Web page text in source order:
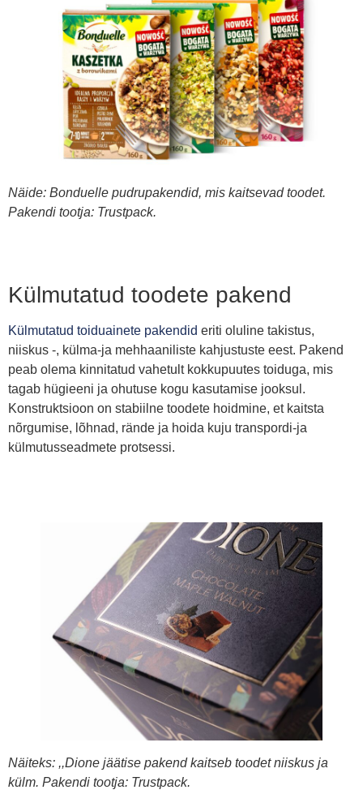
Näide: Bonduelle pudrupakendid, mis kaitsevad toodet.
Pakendi tootja: Trustpack.
Külmutatud toodete pakend
Külmutatud toiduainete pakendid eriti oluline takistus,
niiskus -, külma-ja mehhaaniliste kahjustuste eest. Pakend
peab olema kinnitatud vahetult kokkupuutes toiduga, mis
tagab hügieeni ja ohutuse kogu kasutamise jooksul.
Konstruktsioon on stabiilne toodete hoidmine, et kaitsta
nõrgumise, lõhnad, rände ja hoida kuju transpordi-ja
külmutusseadmete protsessi.
Näiteks: ,,Dione jäätise pakend kaitseb toodet niiskus ja
külm. Pakendi tootja: Trustpack.